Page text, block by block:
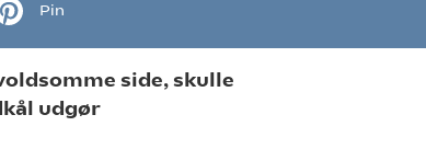
Pin
side, skulle
udgør